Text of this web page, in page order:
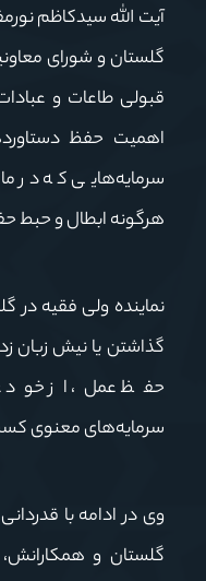
آیت الله سیدکاظم
گلستان و شورای
قبولی طاعات و
اهمیت حفظ
سرمایه‌هایی که در
هرگونه ابطال و حبط
نماینده ولی فقیه در
گذاشتن یا نیش زبان
حفظ عمل، از خود
سرمایه‌های معنوی
وی در ادامه با
گلستان و